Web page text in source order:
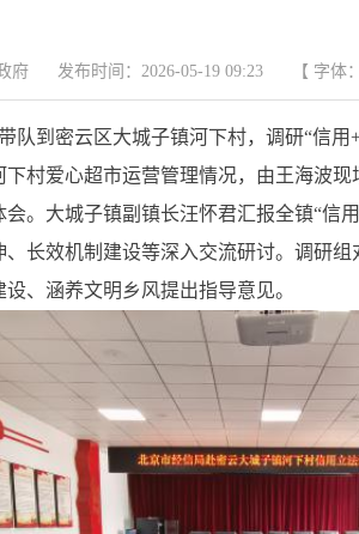
府 发布时间：2026-05-19 09:23 【 字体：
队到密云区大城子镇河下村，调研“信
村爱心超市运营管理情况，由王海波
。大城子镇副镇长汪怀君汇报全镇“信
长效机制建设等深入交流研讨。调研
、涵养文明乡风提出指导意见。